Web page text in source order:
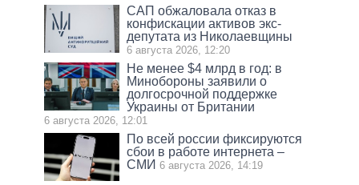
САП обжаловала отказ в
конфискации активов экс-
депутата из Николаевщины
6 августа 2026, 12:20
Не менее $4 млрд в год: в
Минобороны заявили о
долгосрочной поддержке
Украины от Британии
6 августа 2026, 12:01
По всей россии фиксируются
сбои в работе интернета –
СМИ 6 августа 2026, 14:19